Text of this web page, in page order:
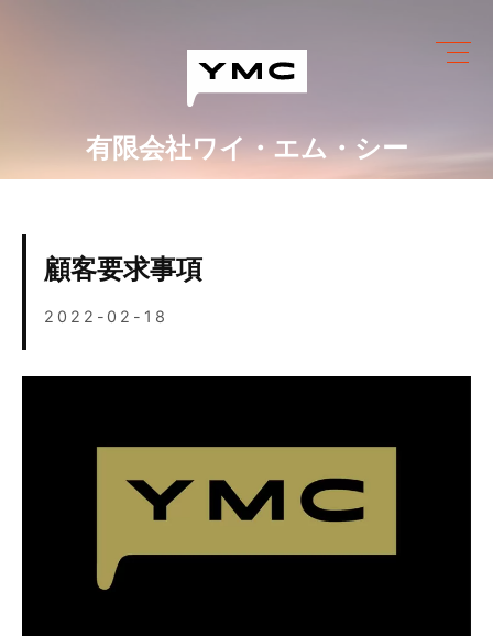
有限会社ワイ・エム・シー
ワイ・エム・シーにできること
会社情報
営業カレンダー
ブログ
お問い合わせ
顧客要求事項
2022-02-18